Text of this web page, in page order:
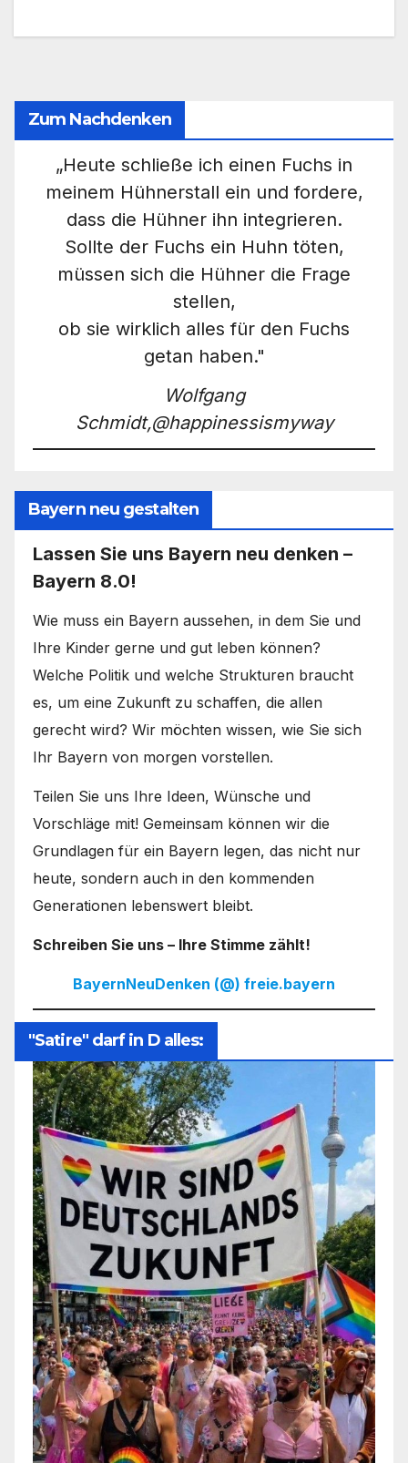
Zum Nachdenken
„Heute schließe ich einen Fuchs in
meinem Hühnerstall ein und fordere,
dass die Hühner ihn integrieren.
Sollte der Fuchs ein Huhn töten,
müssen sich die Hühner die Frage
stellen,
ob sie wirklich alles für den Fuchs
getan haben."
Wolfgang
Schmidt,@happinessismyway
Bayern neu gestalten
Lassen Sie uns Bayern neu denken –
Bayern 8.0!
Wie muss ein Bayern aussehen, in dem Sie und
Ihre Kinder gerne und gut leben können?
Welche Politik und welche Strukturen braucht
es, um eine Zukunft zu schaffen, die allen
gerecht wird? Wir möchten wissen, wie Sie sich
Ihr Bayern von morgen vorstellen.
Teilen Sie uns Ihre Ideen, Wünsche und
Vorschläge mit! Gemeinsam können wir die
Grundlagen für ein Bayern legen, das nicht nur
heute, sondern auch in den kommenden
Generationen lebenswert bleibt.
Schreiben Sie uns – Ihre Stimme zählt!
BayernNeuDenken (@) freie.bayern
"Satire" darf in D alles: